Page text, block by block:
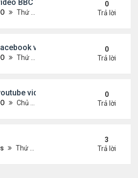
BBC Việt vào diễn đàn
Thứ 5 Tháng 10 15, 2020 10:34 am
0
Trả lời
video vào diễn đàn
Thứ 4 Tháng 10 14, 2020 10:42 pm
0
Trả lời
video vào diễn đàn
Chủ nhật Tháng 10 11, 2020 8:50 pm
0
Trả lời
Thứ 4 Tháng 10 14, 2020 10:16 pm
3
Trả lời